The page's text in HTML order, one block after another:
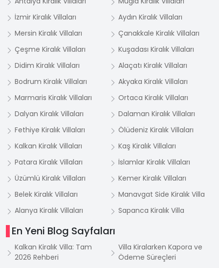
İzmir Kiralık Villaları
Aydın Kiralık Villaları
Mersin Kiralık Villaları
Çanakkale Kiralık Villaları
Çeşme Kiralık Villaları
Kuşadası Kiralık Villaları
Didim Kiralık Villaları
Alaçatı Kiralık Villaları
Bodrum Kiralık Villaları
Akyaka Kiralık Villaları
Marmaris Kiralık Villaları
Ortaca Kiralık Villaları
Dalyan Kiralık Villaları
Dalaman Kiralık Villaları
Fethiye Kiralık Villaları
Ölüdeniz Kiralık Villaları
Kalkan Kiralık Villaları
Kaş Kiralık Villaları
Patara Kiralık Villaları
İslamlar Kiralık Villaları
Üzümlü Kiralık Villaları
Kemer Kiralık Villaları
Belek Kiralık Villaları
Manavgat Side Kiralık Villa
Alanya Kiralık Villaları
Sapanca Kiralık Villa
En Yeni Blog Sayfaları
Kalkan Kiralık Villa: Tam
2026 Rehberi
Villa Kiralarken Kapora ve
Ödeme Süreçleri